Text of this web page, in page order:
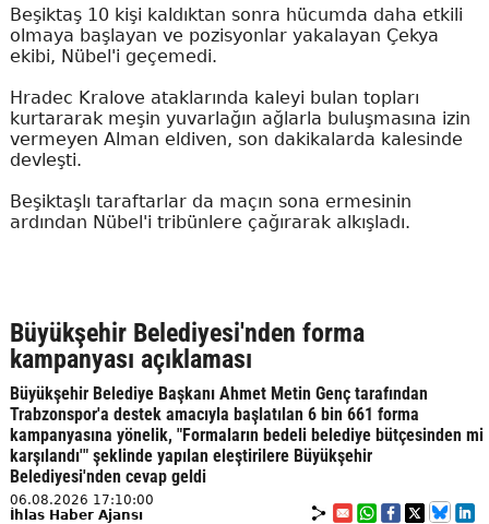
Beşiktaş 10 kişi kaldıktan sonra hücumda daha etkili
olmaya başlayan ve pozisyonlar yakalayan Çekya
ekibi, Nübel'i geçemedi.
Hradec Kralove ataklarında kaleyi bulan topları
kurtararak meşin yuvarlağın ağlarla buluşmasına izin
vermeyen Alman eldiven, son dakikalarda kalesinde
devleşti.
Beşiktaşlı taraftarlar da maçın sona ermesinin
ardından Nübel'i tribünlere çağırarak alkışladı.
Büyükşehir Belediyesi'nden forma
kampanyası açıklaması
Büyükşehir Belediye Başkanı Ahmet Metin Genç tarafından
Trabzonspor'a destek amacıyla başlatılan 6 bin 661 forma
kampanyasına yönelik, "Formaların bedeli belediye bütçesinden mi
karşılandı'" şeklinde yapılan eleştirilere Büyükşehir
Belediyesi'nden cevap geldi
06.08.2026 17:10:00
İhlas Haber Ajansı